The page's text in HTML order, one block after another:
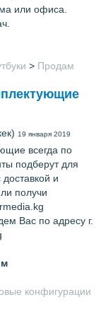
или офиса.
> Продам
19 января 2019
всегда по
подберут для
и
получи
Вас по адресу г.
конфигурации